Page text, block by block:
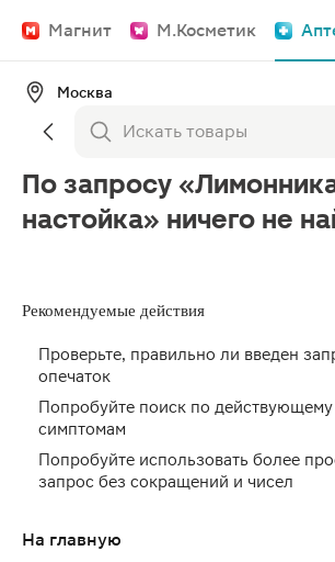
Магнит М.Косметик
Москва
По запросу
настойка» ничего не
Рекомендуемые действия
Проверьте, правильно ли введен
опечаток
Попробуйте поиск по
симптомам
Попробуйте использовать более
запрос без сокращений и чисел
На главную